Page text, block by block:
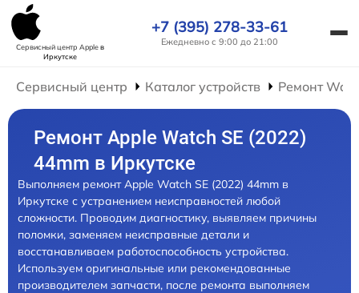
Сервисный центр Appleв
Иркутске
+7 (395) 278-33-61
Ежедневно с 9:00 до 21:00
Сервисный центр Каталог устройств Ремонт
Ремонт Apple Watch SE (2022)
44mm в Иркутске
Выполняем ремонт Apple Watch SE (2022) 44mm в
Иркутске с устранением неисправностей любой
сложности. Проводим диагностику, выявляем причины
поломки, заменяем неисправные детали и
восстанавливаем работоспособность устройства.
Используем оригинальные или рекомендованные
производителем запчасти, после ремонта выполняем